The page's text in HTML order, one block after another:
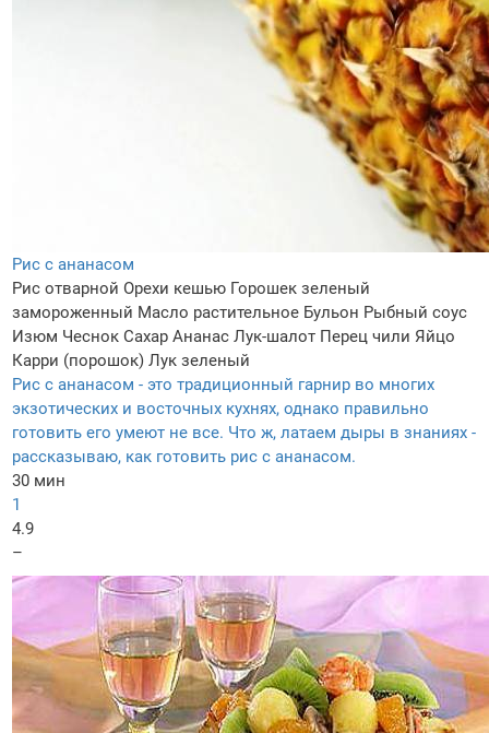
Рис с ананасом
Рис отварной Орехи кешью Горошек зеленый
замороженный Масло растительное Бульон Рыбный соус
Изюм Чеснок Сахар Ананас Лук-шалот Перец чили Яйцо
Карри (порошок) Лук зеленый
Рис с ананасом - это традиционный гарнир во многих
экзотических и восточных кухнях, однако правильно
готовить его умеют не все. Что ж, латаем дыры в знаниях -
рассказываю, как готовить рис с ананасом.
30 мин
1
4.9
–